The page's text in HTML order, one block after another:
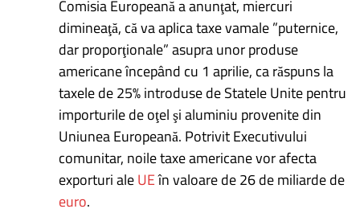
Comisia Europeană a anunţat, miercuri
dimineaţă, că va aplica taxe vamale ”puternice,
dar proporţionale” asupra unor produse
americane începând cu 1 aprilie, ca răspuns la
taxele de 25% introduse de Statele Unite pentru
importurile de oţel şi aluminiu provenite din
Uniunea Europeană. Potrivit Executivului
comunitar, noile taxe americane vor afecta
exporturi aleUEîn valoare de 26 de miliarde de
euro.